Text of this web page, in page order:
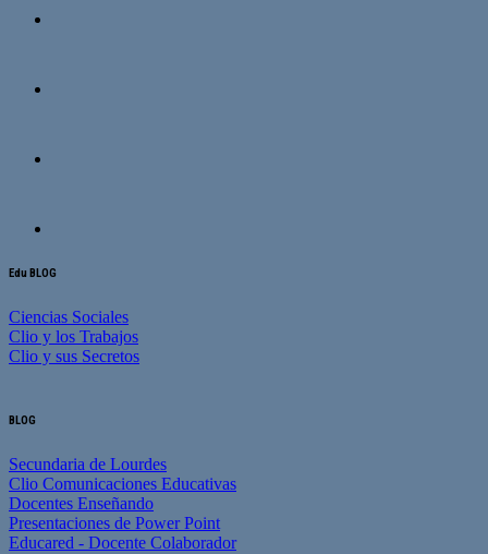
Edu BLOG
Ciencias Sociales
Clio y los Trabajos
Clio y sus Secretos
BLOG
Secundaria de Lourdes
Clio Comunicaciones Educativas
Docentes Enseñando
Presentaciones de Power Point
Educared - Docente Colaborador